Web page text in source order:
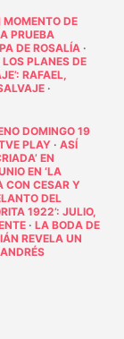
MOMENTO DE
PRUEBA
DE ROSALÍA·
PLANES DE
RAFAEL,
·
DOMINGO 19
PLAY· ASÍ
EN
EN ‘LA
CON CESAR Y
DEL
1922’: JULIO,
· LA BODA DE
REVELA UN